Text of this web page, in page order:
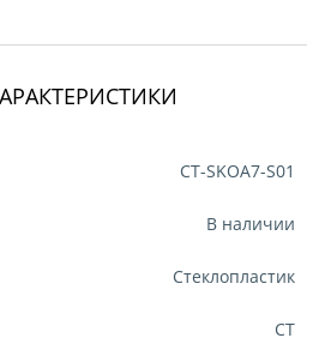
CT-SKOA7-S01
В наличии
Стеклопластик
CT